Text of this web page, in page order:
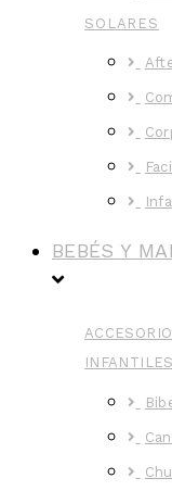
SOLARES
BEBÉS Y
INFANTILES